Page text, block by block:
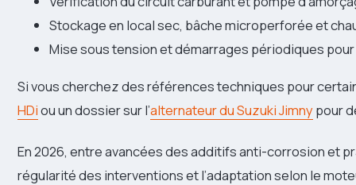
Stockage en local sec, bâche microperforée et
Mise sous tension et démarrages périodiques
Si vous cherchez des références techniques pour
HDiou un dossier sur l’alternateur du Suzuki Jimny pour
En 2026, entre avancées des additifs anti-corrosion et
régularité des interventions et l’adaptation selon le